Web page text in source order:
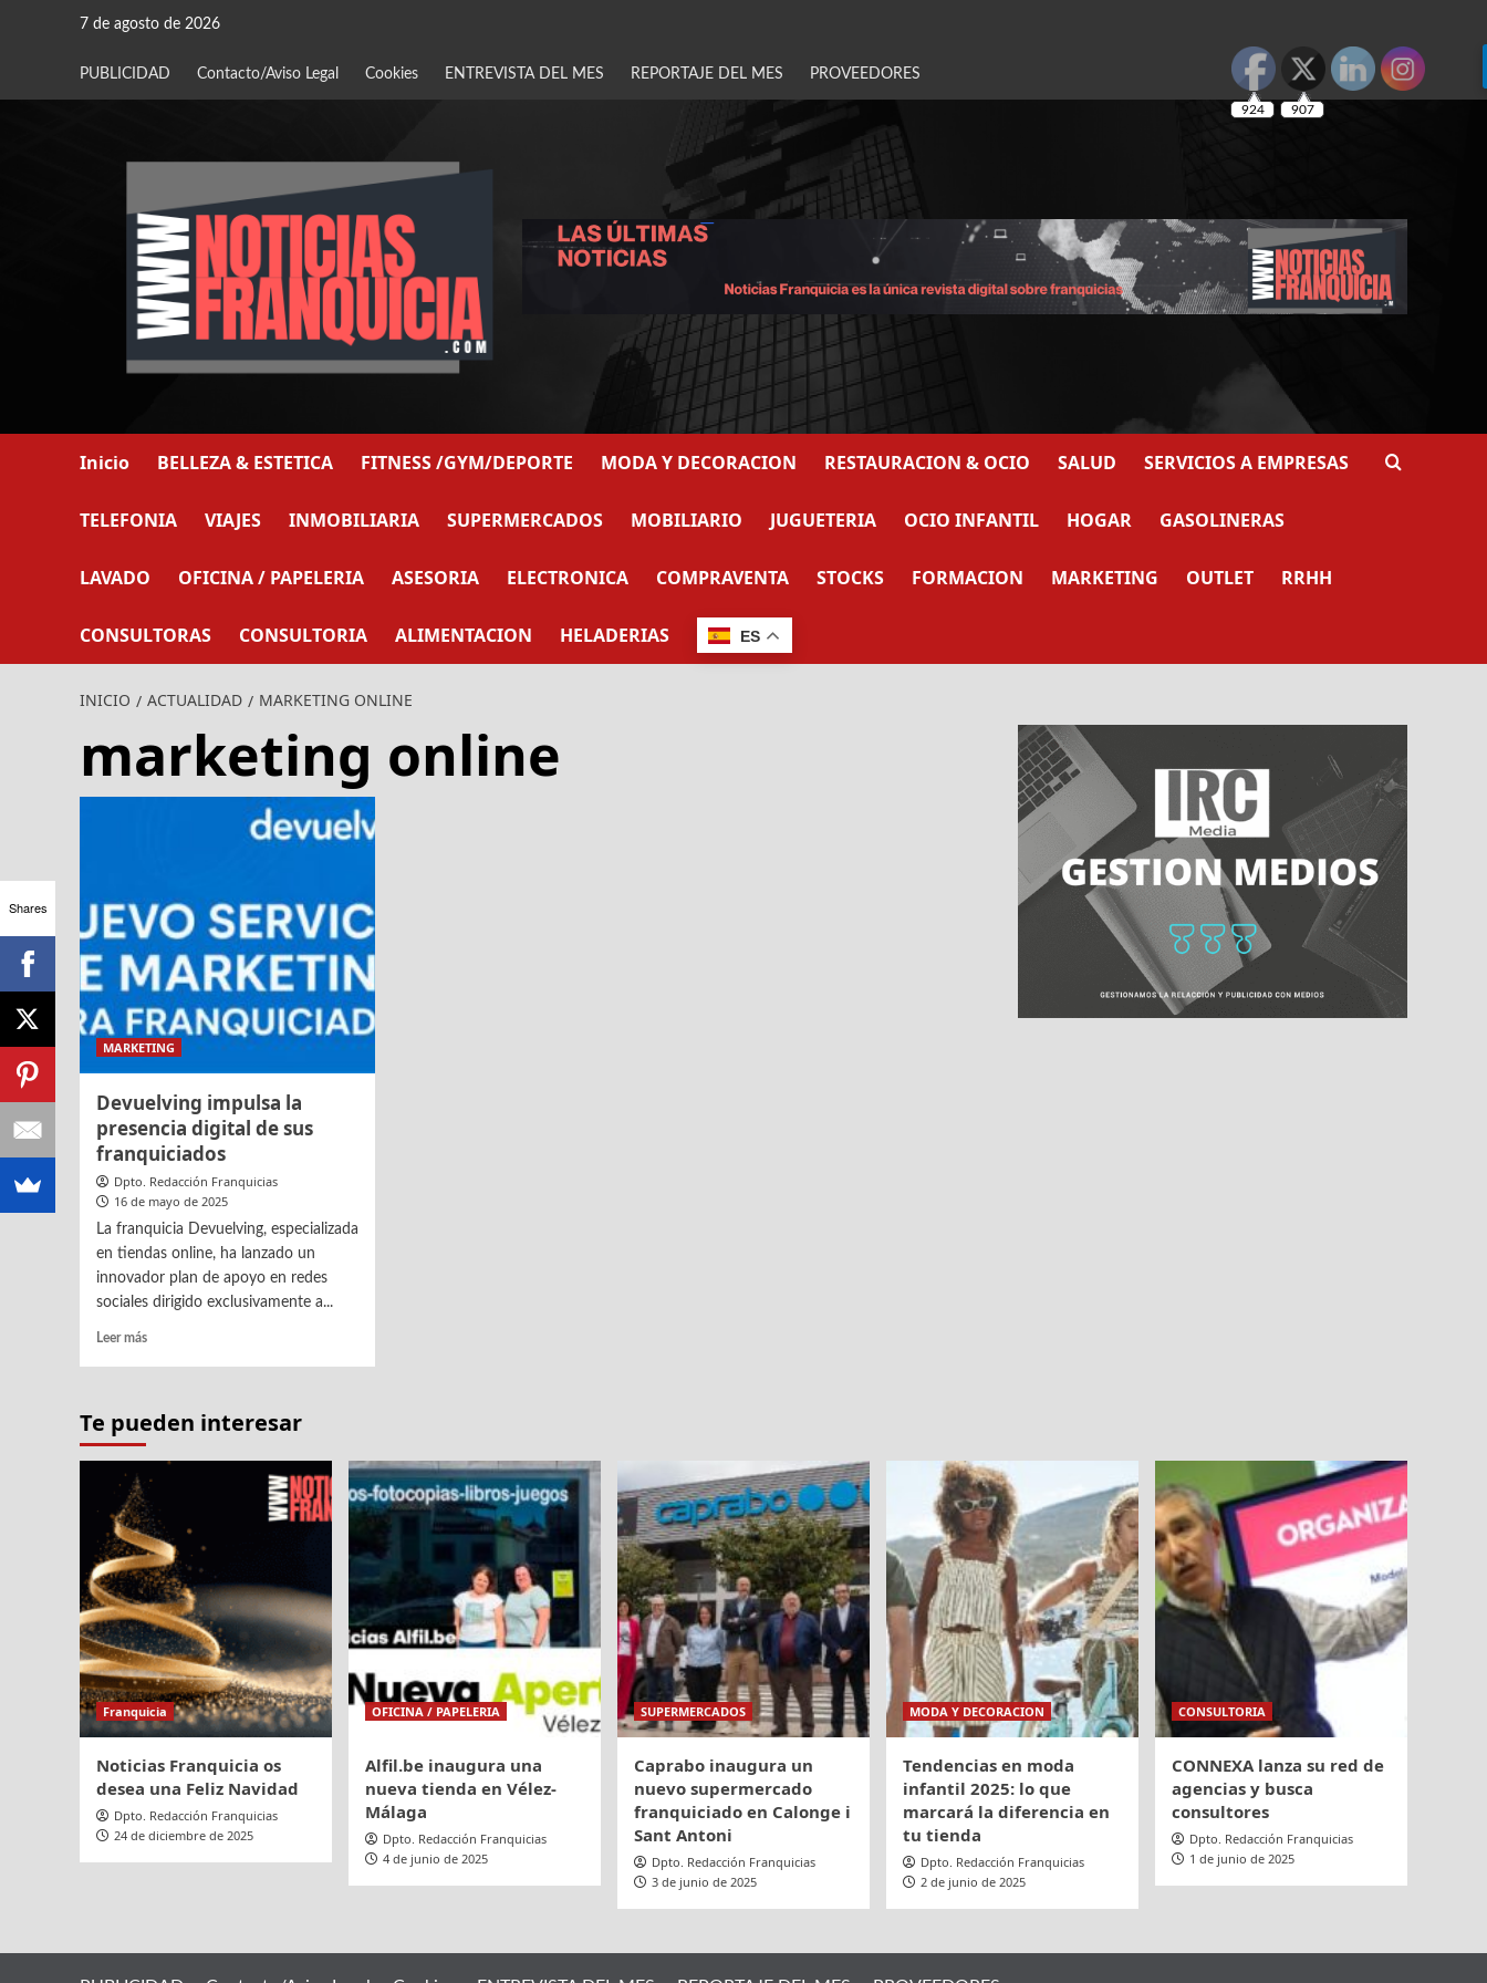
7 de agosto de 2026
PUBLICIDAD Contacto/Aviso Legal Cookies ENTREVISTA DEL MES REPORTAJE DEL MES PROVEEDORES
Inicio BELLEZA & ESTETICA FITNESS /GYM/DEPORTE MODA Y DECORACION RESTAURACION & OCIO SALUD SERVICIOS A EMPRESAS
TELEFONIA VIAJES INMOBILIARIA SUPERMERCADOS MOBILIARIO JUGUETERIA OCIO INFANTIL HOGAR GASOLINERAS
LAVADO OFICINA / PAPELERIA ASESORIA ELECTRONICA COMPRAVENTA STOCKS FORMACION MARKETING OUTLET RRHH
CONSULTORAS CONSULTORIA ALIMENTACION HELADERIAS ES
INICIO ACTUALIDAD MARKETING ONLINE
marketing online
MARKETING
Devuelving impulsa la
presencia digital de sus
franquiciados
Dpto. Redacción Franquicias
16 de mayo de 2025
La franquicia Devuelving, especializada
en tiendas online, ha lanzado un
innovador plan de apoyo en redes
sociales dirigido exclusivamente a...
Leer másLeer
impulsa
presencia
digital
sus
franquiciados
Te pueden interesar
Franquicia
Noticias Franquicia os
desea una Feliz Navidad
Dpto. Redacción Franquicias
24 de diciembre de 2025
OFICINA / PAPELERIA
Alfil.be inaugura una
nueva tienda en Vélez-
Málaga
Dpto. Redacción Franquicias
4 de junio de 2025
SUPERMERCADOS
Caprabo inaugura un
nuevo supermercado
franquiciado en Calonge i
Sant Antoni
Dpto. Redacción Franquicias
3 de junio de 2025
MODA Y DECORACION
Tendencias en moda
infantil 2025: lo que
marcará la diferencia en
tu tienda
Dpto. Redacción Franquicias
2 de junio de 2025
CONSULTORIA
CONNEXA lanza su red de
agencias y busca
consultores
Dpto. Redacción Franquicias
1 de junio de 2025
924 907
Shares